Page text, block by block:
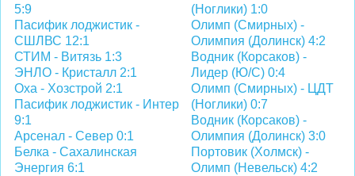
5:9
Пасифик лоджистик -
СШЛВС 12:1
СТИМ - Витязь 1:3
ЭНЛО - Кристалл 2:1
Оха - Хозстрой 2:1
Пасифик лоджистик - Интер
9:1
Арсенал - Север 0:1
Белка - Сахалинская
Энергия 6:1
(Ноглики) 1:0
Олимп (Смирных) -
Олимпия (Долинск) 4:2
Водник (Корсаков) -
Лидер (Ю/С) 0:4
Олимп (Смирных) - ЦДТ
(Ноглики) 0:7
Водник (Корсаков) -
Олимпия (Долинск) 3:0
Портовик (Холмск) -
Олимп (Невельск) 4:2